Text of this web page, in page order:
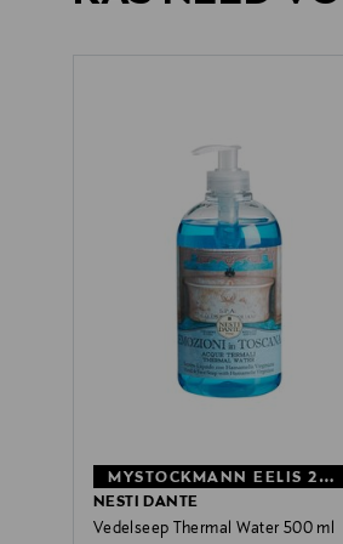
MYSTOCKMANN EELIS 29%
NESTI DANTE
Vedelseep Thermal Water 500 ml